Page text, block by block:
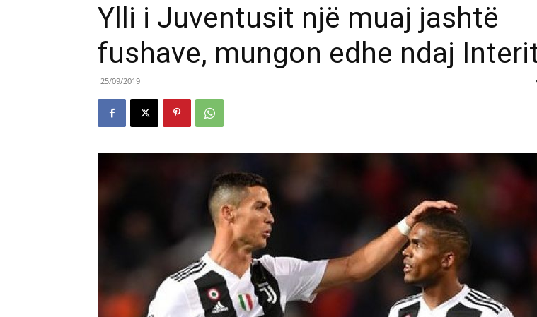
Ylli i Juventusit një muaj jashtë
fushave, mungon edhe ndaj
25/09/2019